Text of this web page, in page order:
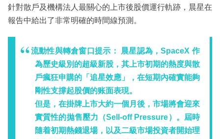
針對散戶及機構法人最關心的上市後股價運行軌跡，晨星在
報告中給出了非常明確的時間線預測。
流動性與轉倉窗口提示：
晨星認為，SpaceX 作
為歷史級別的超級新股，其上市初期的熱度與散
戶瘋狂申購的「追星效應」，在短期內確實能夠
剛性支撐起股價的账面表現。
但是，在掛牌上市大約一個月後，市場將會迎來
實質性的拋售壓力（Sell-off Pressure） 。屆時
隨着初期熱錢退場，以及二級市場投資者開始理